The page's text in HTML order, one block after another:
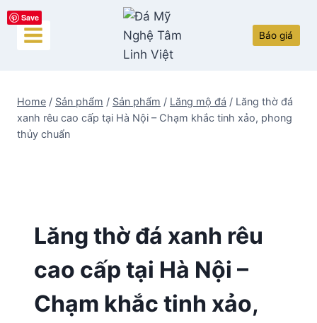
Skip
to
content
Báo giá
Home / Sản phẩm / Sản phẩm / Lăng mộ đá / Lăng thờ đá
xanh rêu cao cấp tại Hà Nội – Chạm khắc tinh xảo, phong
thủy chuẩn
Save
Lăng thờ đá xanh rêu
cao cấp tại Hà Nội –
Chạm khắc tinh xảo,